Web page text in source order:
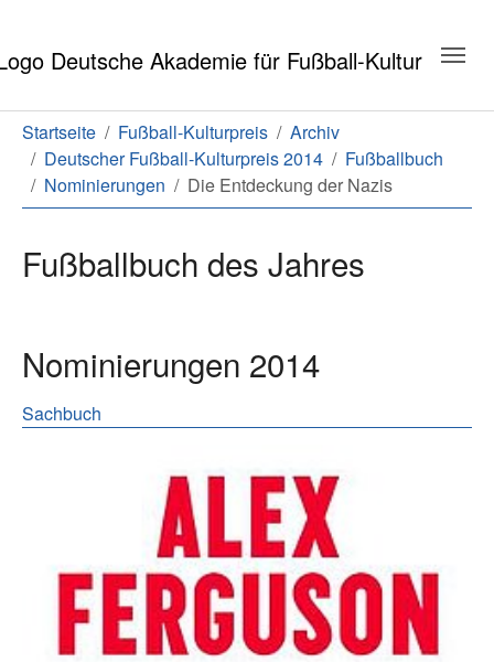
Sie sind hier:
Startseite Fußball-Kulturpreis
Archiv
Deutscher Fußball-Kulturpreis 2014
Fußballbuch
Nominierungen
Die Entdeckung der Nazis
Fußballbuch des Jahres
Nominierungen 2014
Sachbuch